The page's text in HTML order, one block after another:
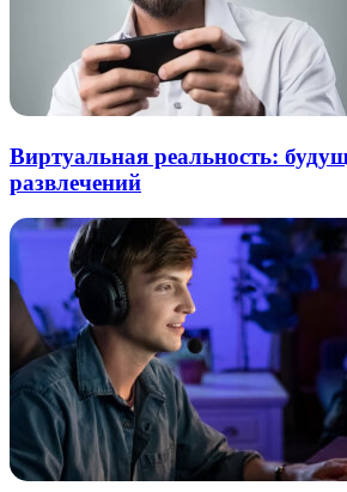
Виртуальная реальность:
развлечений